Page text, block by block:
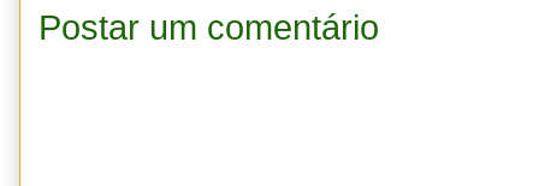
Postar um comentário